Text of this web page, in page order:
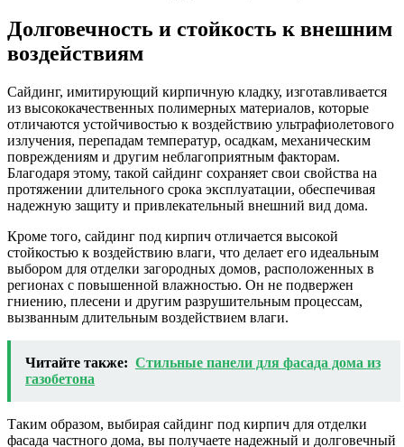
Долговечность и стойкость к внешним
воздействиям
Сайдинг, имитирующий кирпичную кладку, изготавливается
из высококачественных полимерных материалов, которые
отличаются устойчивостью к воздействию ультрафиолетового
излучения, перепадам температур, осадкам, механическим
повреждениям и другим неблагоприятным факторам.
Благодаря этому, такой сайдинг сохраняет свои свойства на
протяжении длительного срока эксплуатации, обеспечивая
надежную защиту и привлекательный внешний вид дома.
Кроме того, сайдинг под кирпич отличается высокой
стойкостью к воздействию влаги, что делает его идеальным
выбором для отделки загородных домов, расположенных в
регионах с повышенной влажностью. Он не подвержен
гниению, плесени и другим разрушительным процессам,
вызванным длительным воздействием влаги.
Читайте также: Стильные панели для фасада дома из
газобетона
Таким образом, выбирая сайдинг под кирпич для отделки
фасада частного дома, вы получаете надежный и долговечный